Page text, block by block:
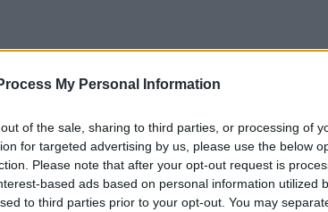
My Personal Information
of the sale, sharing to third parties, or processing of
for targeted advertising by us, please use the below
Please note that after your opt-out request is
based ads based on personal information utilized
to third parties prior to your opt-out. You may